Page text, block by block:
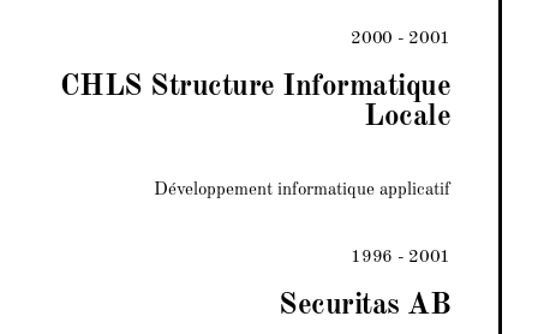
2000 - 2001
CHLS Structure Informatique
Locale
Développement informatique applicatif
1996 - 2001
Securitas AB